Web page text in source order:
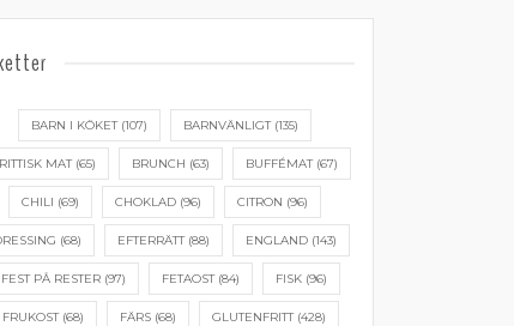
BARN I KÖKET(107) BARNVÄNLIGT(135)
MAT(65) BRUNCH (63) BUFFÉMAT(67)
CHILI (69) CHOKLAD(96) CITRON (96)
(68) EFTERRÄTT(88) ENGLAND(143)
FEST PÅ RESTER (97) FETAOST(84) FISK (96)
FRUKOST(68) FÄRS (68) GLUTENFRITT(428)